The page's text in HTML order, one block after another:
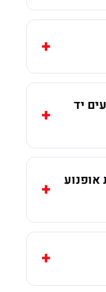
יד
אופנוע